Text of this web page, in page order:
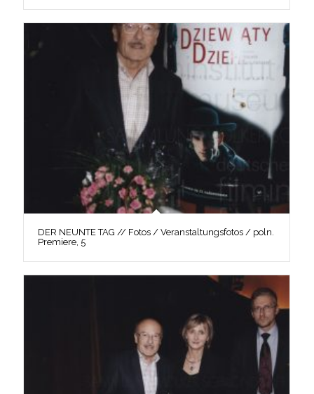
DER NEUNTE TAG // Fotos / Veranstaltungsfotos / poln.
Premiere, 5